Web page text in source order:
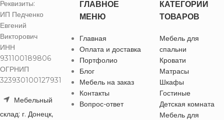
Реквизиты:
ИП Педченко
Евгений
Викторович
ИНН
931100189806
ОГРНИП
323930100127931
Мебельный
склад: г. Донецк,
ГЛАВНОЕ
МЕНЮ
Главная
Оплата и доставка
Портфолио
Блог
Мебель на заказ
Контакты
Вопрос-ответ
КАТЕГОРИИ
ТОВАРОВ
Мебель для
спальни
Кровати
Матрасы
Шкафы
Гостиные
Детская комната
Мебель для